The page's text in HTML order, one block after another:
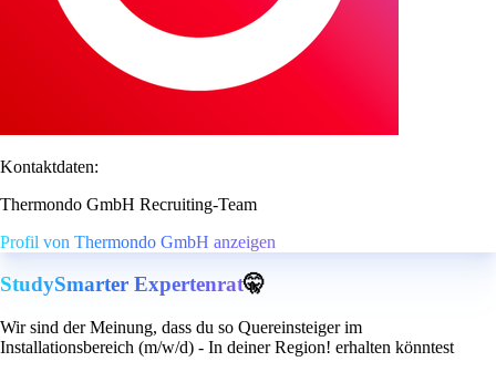
Kontaktdaten:
Thermondo GmbH Recruiting-Team
Profil von Thermondo GmbH anzeigen
StudySmarter Expertenrat🤫
Wir sind der Meinung, dass du so Quereinsteiger im
Installationsbereich (m/w/d) - In deiner Region! erhalten könntest